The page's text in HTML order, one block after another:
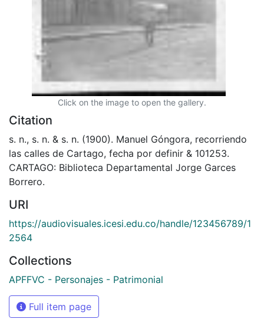
Click on the image to open the gallery.
Citation
s. n., s. n. & s. n. (1900). Manuel Góngora, recorriendo
las calles de Cartago, fecha por definir & 101253.
CARTAGO: Biblioteca Departamental Jorge Garces
Borrero.
URI
https://audiovisuales.icesi.edu.co/handle/123456789/1
2564
Collections
APFFVC - Personajes - Patrimonial
Full item page